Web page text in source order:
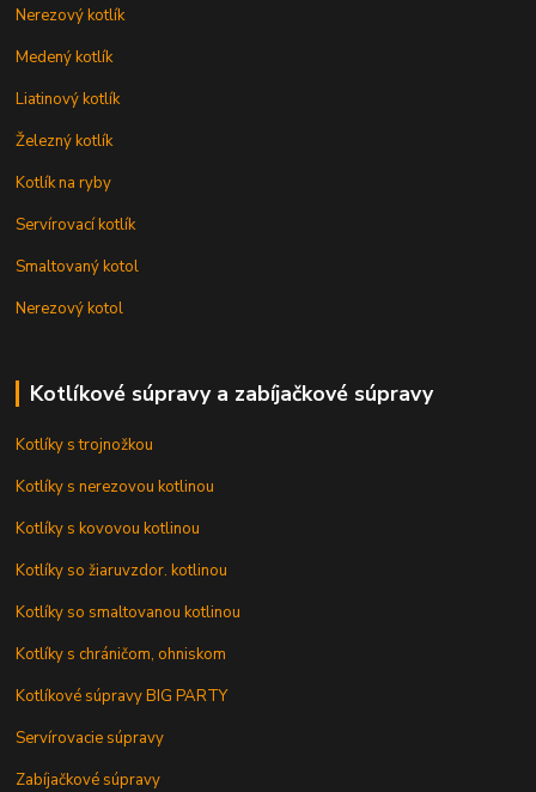
Nerezový kotlík
Medený kotlík
Liatinový kotlík
Železný kotlík
Kotlík na ryby
Servírovací kotlík
Smaltovaný kotol
Nerezový kotol
Kotlíkové súpravy a zabíjačkové súpravy
Kotlíky s trojnožkou
Kotlíky s nerezovou kotlinou
Kotlíky s kovovou kotlinou
Kotlíky so žiaruvzdor. kotlinou
Kotlíky so smaltovanou kotlinou
Kotlíky s chráničom, ohniskom
Kotlíkové súpravy BIG PARTY
Servírovacie súpravy
Zabíjačkové súpravy